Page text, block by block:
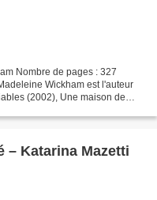
Nombre de pages : 327
Wickham est l'auteur
(2002), Une maison de
– Katarina Mazetti